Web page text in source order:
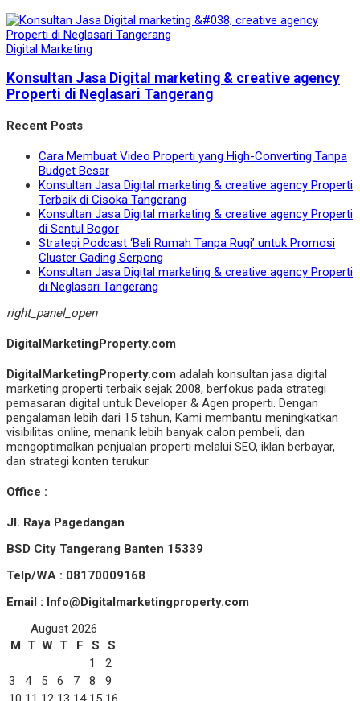
Digital Marketing
Konsultan Jasa Digital marketing & creative agency
Properti di Neglasari Tangerang
Recent Posts
Cara Membuat Video Properti yang High-Converting Tanpa
Budget Besar
Konsultan Jasa Digital marketing & creative agency Properti
Terbaik di Cisoka Tangerang
Konsultan Jasa Digital marketing & creative agency Properti
di Sentul Bogor
Strategi Podcast ‘Beli Rumah Tanpa Rugi’ untuk Promosi
Cluster Gading Serpong
Konsultan Jasa Digital marketing & creative agency Properti
di Neglasari Tangerang
right_panel_open
DigitalMarketingProperty.com
DigitalMarketingProperty.com adalah konsultan jasa digital
marketing properti terbaik sejak 2008, berfokus pada strategi
pemasaran digital untuk Developer & Agen properti. Dengan
pengalaman lebih dari 15 tahun, Kami membantu meningkatkan
visibilitas online, menarik lebih banyak calon pembeli, dan
mengoptimalkan penjualan properti melalui SEO, iklan berbayar,
dan strategi konten terukur.
Office :
Jl. Raya Pagedangan
BSD City Tangerang Banten 15339
Telp/WA : 08170009168
Email : Info@Digitalmarketingproperty.com
August 2026
M T W T F S
S
1
2
3
4 5 6 7 8
9